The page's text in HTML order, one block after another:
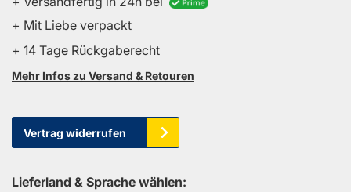
+ Mit Liebe verpackt
+ 14 Tage Rückgaberecht
Mehr Infos zu Versand & Retouren
Vertrag widerrufen
Lieferland & Sprache wählen: